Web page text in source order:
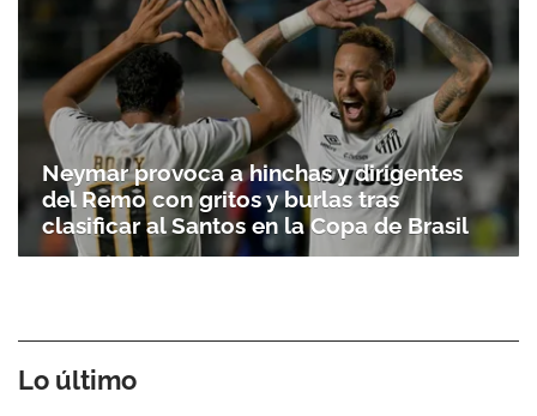
Neymar provoca a hinchas y dirigentes
del Remo con gritos y burlas tras
clasificar al Santos en la Copa de Brasil
Lo último